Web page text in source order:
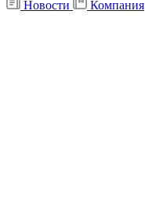
Новости
Компания